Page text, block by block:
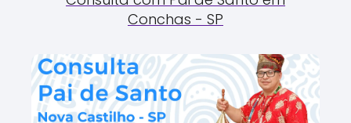
Conchas - SP